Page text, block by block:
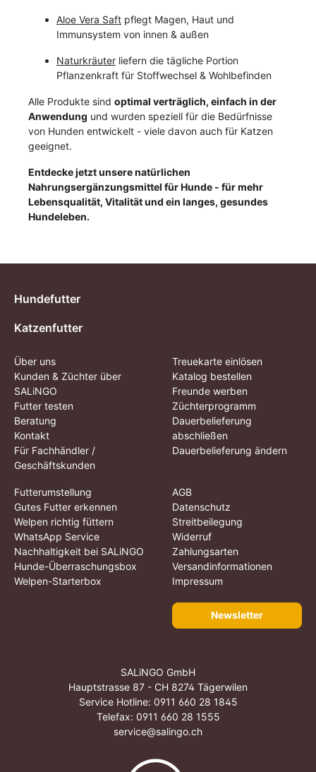
Aloe Vera Saft pflegt Magen, Haut und
Immunsystem von innen & außen
Naturkräuter liefern die tägliche Portion
Pflanzenkraft für Stoffwechsel & Wohlbefinden
Alle Produkte sind optimal verträglich, einfach in der
Anwendung und wurden speziell für die Bedürfnisse
von Hunden entwickelt - viele davon auch für Katzen
geeignet.
Entdecke jetzt unsere natürlichen
Nahrungsergänzungsmittel für Hunde - für mehr
Lebensqualität, Vitalität und ein langes, gesundes
Hundeleben.
Hundefutter
Katzenfutter
Über uns
Kunden & Züchter über
SALiNGO
Futter testen
Beratung
Kontakt
Für Fachhändler /
Geschäftskunden
Treuekarte einlösen
Katalog bestellen
Freunde werben
Züchterprogramm
Dauerbelieferung
abschließen
Dauerbelieferung ändern
Futterumstellung
Gutes Futter erkennen
Welpen richtig füttern
WhatsApp Service
Nachhaltigkeit bei SALiNGO
Hunde-Überraschungsbox
Welpen-Starterbox
AGB
Datenschutz
Streitbeilegung
Widerruf
Zahlungsarten
Versandinformationen
Impressum
Newsletter
SALiNGO GmbH
Hauptstrasse 87 - CH 8274 Tägerwilen
Service Hotline: 0911 660 28 1845
Telefax: 0911 660 28 1555
service@salingo.ch